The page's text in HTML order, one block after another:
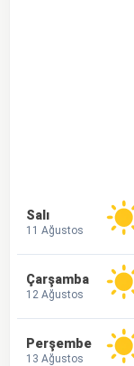
Salı
11 Ağustos
Çarşamba
12 Ağustos
Perşembe
13 Ağustos